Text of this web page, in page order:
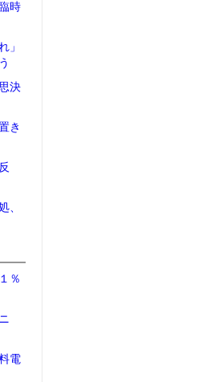
時
」
決
き
、
％
電